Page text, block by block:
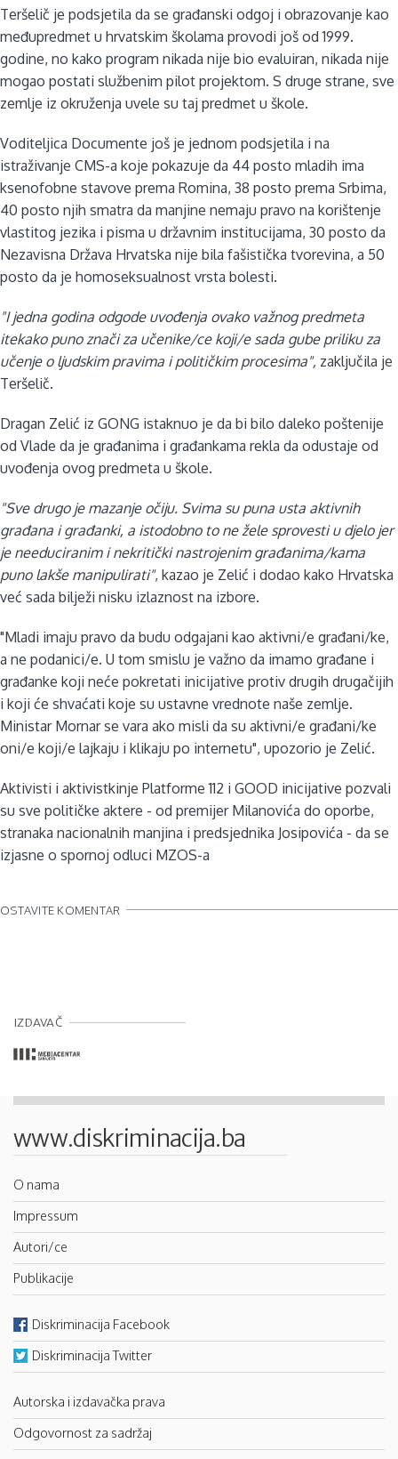
Teršelič je podsjetila da se građanski odgoj i obrazovanje kao
međupredmet u hrvatskim školama provodi još od 1999.
godine, no kako program nikada nije bio evaluiran, nikada nije
mogao postati službenim pilot projektom. S druge strane, sve
zemlje iz okruženja uvele su taj predmet u škole.
Voditeljica Documente još je jednom podsjetila i na
istraživanje CMS-a koje pokazuje da 44 posto mladih ima
ksenofobne stavove prema Romina, 38 posto prema Srbima,
40 posto njih smatra da manjine nemaju pravo na korištenje
vlastitog jezika i pisma u državnim institucijama, 30 posto da
Nezavisna Država Hrvatska nije bila fašistička tvorevina, a 50
posto da je homoseksualnost vrsta bolesti.
"I jedna godina odgode uvođenja ovako važnog predmeta
itekako puno znači za učenike/ce koji/e sada gube priliku za
učenje o ljudskim pravima i političkim procesima", zaključila je
Teršelič.
Dragan Zelić iz GONG istaknuo je da bi bilo daleko poštenije
od Vlade da je građanima i građankama rekla da odustaje od
uvođenja ovog predmeta u škole.
"Sve drugo je mazanje očiju. Svima su puna usta aktivnih
građana i građanki, a istodobno to ne žele sprovesti u djelo jer
je needuciranim i nekritički nastrojenim građanima/kama
puno lakše manipulirati", kazao je Zelić i dodao kako Hrvatska
već sada bilježi nisku izlaznost na izbore.
"Mladi imaju pravo da budu odgajani kao aktivni/e građani/ke,
a ne podanici/e. U tom smislu je važno da imamo građane i
građanke koji neće pokretati inicijative protiv drugih drugačijih
i koji će shvaćati koje su ustavne vrednote naše zemlje.
Ministar Mornar se vara ako misli da su aktivni/e građani/ke
oni/e koji/e lajkaju i klikaju po internetu", upozorio je Zelić.
Aktivisti i aktivistkinje Platforme 112 i GOOD inicijative pozvali
su sve političke aktere - od premijer Milanovića do oporbe,
stranaka nacionalnih manjina i predsjednika Josipovića - da se
izjasne o spornoj odluci MZOS-a
OSTAVITE KOMENTAR
IZDAVAČ
www.diskriminacija.ba
O nama
Impressum
Autori/ce
Publikacije
Diskriminacija Facebook
Diskriminacija Twitter
Autorska i izdavačka prava
Odgovornost za sadržaj